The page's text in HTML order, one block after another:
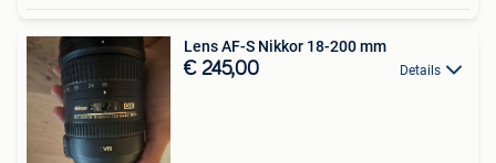
Lens AF-S Nikkor 18-200 mm
€ 245,00 Details